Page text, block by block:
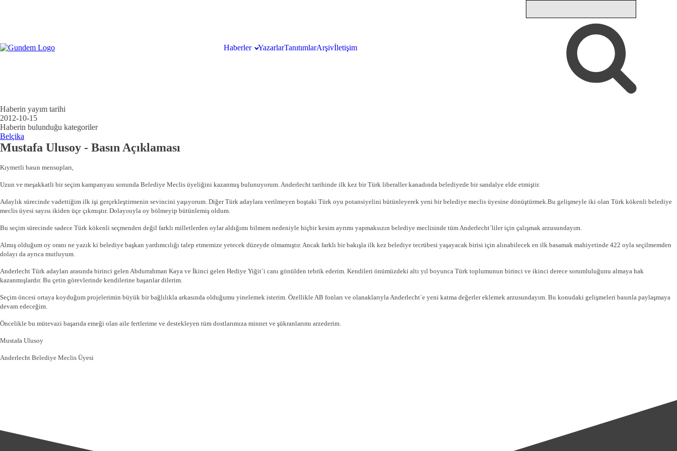
Haberler YazarlarTanıtımlarArşivİletişim
Haberin yayım tarihi
2012-10-15
Haberin bulunduğu kategoriler
Belçika
Mustafa Ulusoy - Basın Açıklaması
Kıymetli basın mensupları,
Uzun ve meşakkatli bir seçim kampanyası sonunda Belediye Meclis üyeliğini kazanmış bulunuyorum. Anderlecht tarihinde ilk kez bir Türk liberaller kanadında belediyede bir sandalye elde etmiştir.
Adaylık sürecinde vadettiğim ilk işi gerçekleştirmenin sevincini yaşıyorum. Diğer Türk adaylara verilmeyen boştaki Türk oyu potansiyelini bütünleyerek yeni bir belediye meclis üyesine dönüştürmek.Bu gelişmeyle iki olan Türk kökenli belediye
meclis üyesi sayısı ikiden üçe çıkmıştır. Dolayısıyla oy bölmeyip bütünlemiş oldum.
Bu seçim sürecinde sadece Türk kökenli seçmenden değil farklı milletlerden oylar aldığımı bilmem nedeniyle hiçbir kesim ayrımı yapmaksızın belediye meclisinde tüm Anderlecht`liler için çalışmak arzusundayım.
Almış olduğum oy oranı ne yazık ki belediye başkan yardımcılığı talep etmemize yetecek düzeyde olmamıştır. Ancak farklı bir bakışla ilk kez belediye tecrübesi yaşayacak birisi için alınabilecek en ilk basamak mahiyetinde 422 oyla seçilmemden
dolayı da ayrıca mutluyum.
Anderlecht Türk adayları arasında birinci gelen Abdurrahman Kaya ve İkinci gelen Hediye Yiğit`i canı gönülden tebrik ederim. Kendileri önümüzdeki altı yıl boyunca Türk toplumunun birinci ve ikinci derece sorumluluğunu almaya hak
kazanmışlardır. Bu çetin görevlerinde kendilerine başarılar dilerim.
Seçim öncesi ortaya koyduğum projelerimin büyük bir bağlılıkla arkasında olduğumu yinelemek isterim. Özellikle AB fonları ve olanaklarıyla Anderlecht`e yeni katma değerler eklemek arzusundayım. Bu konudaki gelişmeleri basınla paylaşmaya
devam edeceğim.
Öncelikle bu mütevazi başarıda emeği olan aile fertlerime ve destekleyen tüm dostlarımıza minnet ve şükranlarımı arzederim.
Mustafa Ulusoy
Anderlecht Belediye Meclis Üyesi